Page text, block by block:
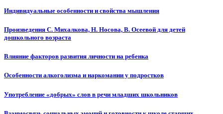
Индивидуальные особенности и свойства мышления
Произведения С. Михалкова, Н. Носова, В. Осеевой для детей
дошкольного возраста
Влияние факторов развития личности на ребенка
Особенности алкоголизма и наркомании у подростков
Употребление «добрых» слов в речи младших школьников